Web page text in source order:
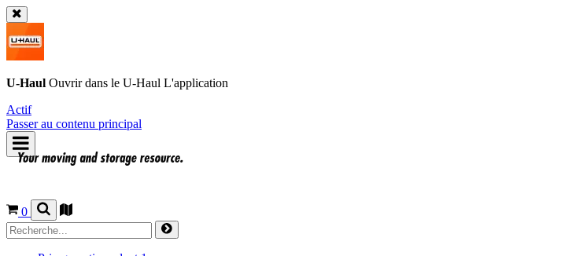
U-Haul Ouvrir dans le U-Haul L'application
Actif
Passer au contenu principal
0